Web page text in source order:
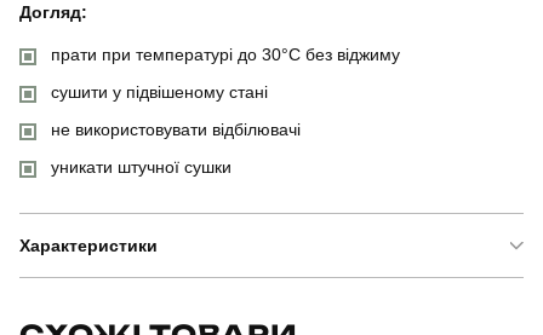
Догляд:
прати при температурі до 30°C без віджиму
сушити у підвішеному стані
не використовувати відбілювачі
уникати штучної сушки
Характеристики